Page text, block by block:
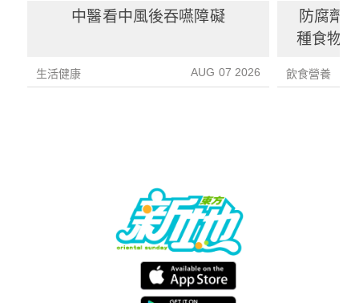
中醫看中風後吞嚥障礙
生活健康 AUG 07 2026
防腐劑
種食物
飲食營養